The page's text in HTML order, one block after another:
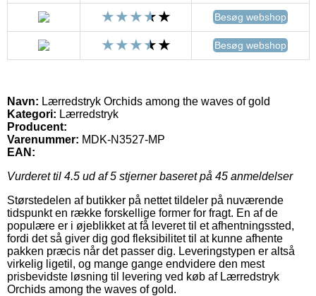
Besøg webshop
Besøg webshop
Navn: Lærredstryk Orchids among the waves of gold
Kategori: Lærredstryk
Producent:
Varenummer: MDK-N3527-MP
EAN:
Vurderet til 4.5 ud af 5 stjerner baseret på 45 anmeldelser
Størstedelen af butikker på nettet tildeler på nuværende
tidspunkt en række forskellige former for fragt. En af de
populære er i øjeblikket at få leveret til et afhentningssted,
fordi det så giver dig god fleksibilitet til at kunne afhente
pakken præcis når det passer dig. Leveringstypen er altså
virkelig ligetil, og mange gange endvidere den mest
prisbevidste løsning til levering ved køb af Lærredstryk
Orchids among the waves of gold.